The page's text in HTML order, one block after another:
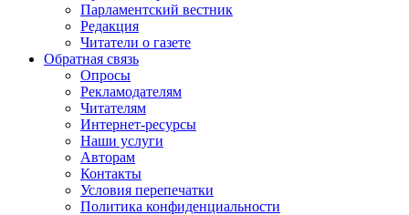
Парламентский вестник
Редакция
Читатели о газете
Обратная связь
Опросы
Рекламодателям
Читателям
Интернет-ресурсы
Наши услуги
Авторам
Контакты
Условия перепечатки
Политика конфиденциальности